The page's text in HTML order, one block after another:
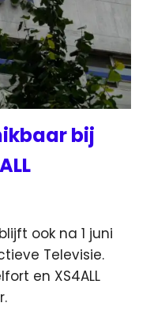
bij
ook na 1 juni
Televisie.
en XS4ALL